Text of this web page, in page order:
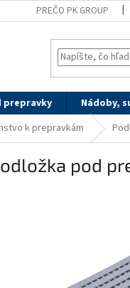
PREČO PK GROUP
prepravky Nádoby,
k prepravkám
pod